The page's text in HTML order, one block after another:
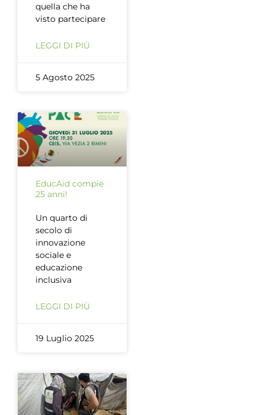
quella che ha
visto partecipare
LEGGI DI PIÙ
5 Agosto 2025
EducAid compie
25 anni!
Un quarto di
secolo di
innovazione
sociale e
educazione
inclusiva
LEGGI DI PIÙ
19 Luglio 2025